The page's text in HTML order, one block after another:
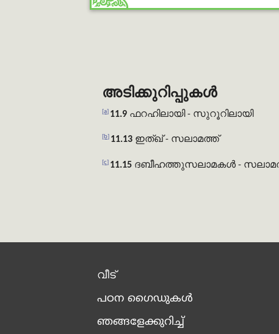
അടിക്കുറിപ്പുകൾ
[a] 11.9 ഫറഹിലായി- സുറൂറിലായി
[b] 11.13 ഇത്ഖ്- സലാമത്ത്
[c] 11.15 ദബീഹത്തുസലാമകൾ-
വീട്
പഠന ഗൈഡുകൾ
ഞങ്ങളേക്കുറിച്ച്